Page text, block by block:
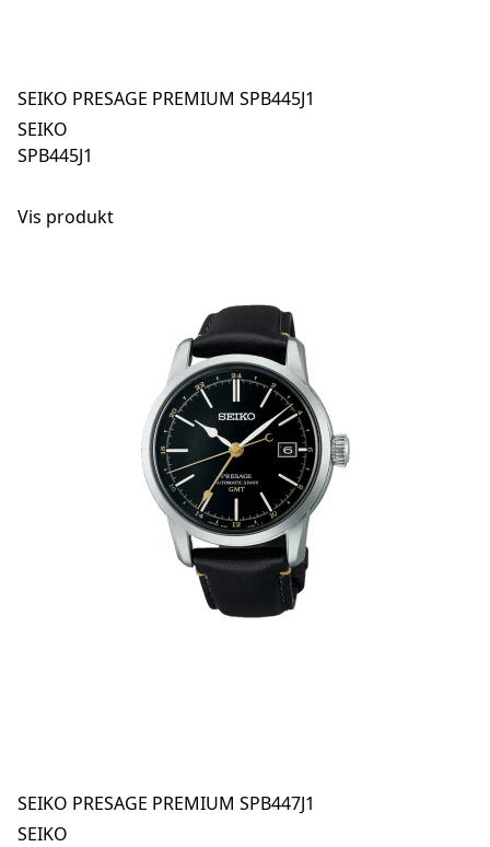
SEIKO PRESAGE PREMIUM SPB445J1
SEIKO
SPB445J1
Vis produkt
SEIKO PRESAGE PREMIUM SPB447J1
SEIKO